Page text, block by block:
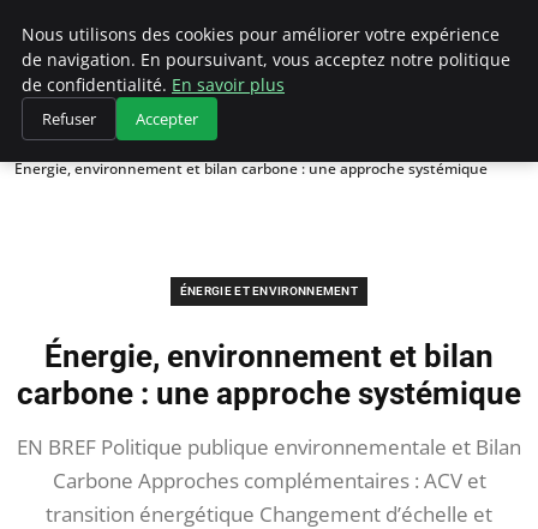
Climategatecountryclub.com
Accueil
Énergie et environnement
Énergie, environnement et bilan carbone : une approche systémique
ÉNERGIE ET ENVIRONNEMENT
Énergie, environnement et bilan
carbone : une approche systémique
EN BREF Politique publique environnementale et Bilan
Carbone Approches complémentaires : ACV et
transition énergétique Changement d’échelle et
Nous utilisons des cookies pour améliorer votre expérience
de navigation. En poursuivant, vous acceptez notre politique
de confidentialité. En savoir plus
Refuser Accepter